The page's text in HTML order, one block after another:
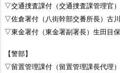
▽交通捜査課付（交通捜査課管理官
▽佐倉署付（八街幹部交番所長）古
▽東金署付（東金署副署長）生田目保
【警部】
▽留置管理課付（留置管理課長代理